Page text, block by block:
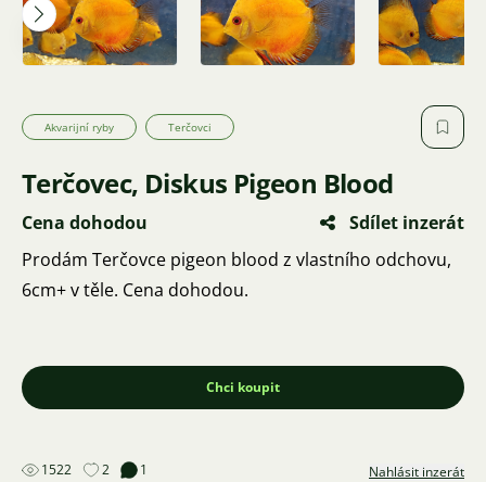
Akvarijní ryby Terčovci
Terčovec, Diskus Pigeon Blood
Cena dohodou
Sdílet inzerát
Prodám Terčovce pigeon blood z vlastního odchovu,
6cm+ v těle. Cena dohodou.
Chci koupit
1522 2 1 Nahlásit inzerát